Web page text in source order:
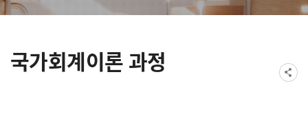
국가회계이론 과정